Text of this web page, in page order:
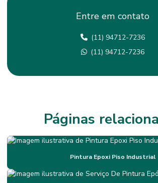
Empresa De Tratamento De Juntas Em São Paulo
Empresas De Lapidação De Piso
Empresas De Pintura De Faixas Em São Paulo
Empresas De Pintura Epóxi Em Minas Gerais
Impermeabilização
Impermeabilização De Mezaninos Metálicos
Entre em contato
(11) 94712-7236
(11) 94712-7236
Páginas
Pintura Epoxi Piso Industrial